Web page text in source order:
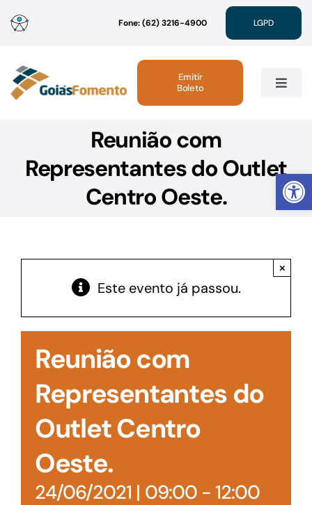
Abrir
para
conteúdo
Fone: (62) 3216-4900 LGPD
Toggle
Linhas de Crédito
Acesso à Informação
Emitir
Boleto
Reunião com
Representantes do Outlet
Centro Oeste.
Este evento já passou.
×
Reunião com
Representantes do
Outlet Centro
Oeste.
24/06/2021 | 09:00- 12:00